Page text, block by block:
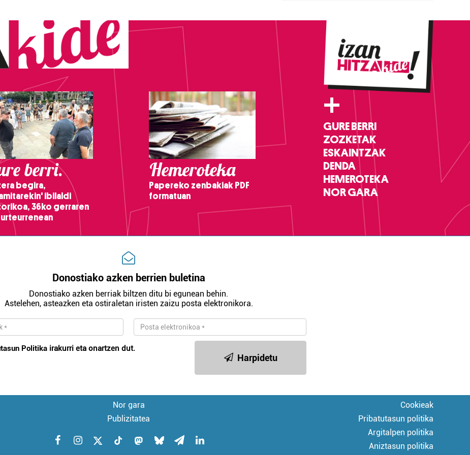
berri.
begira,
ibilaldi
36ko gerraren
Hemeroteka
Papereko zenbakiak PDF
formatuan
+
GURE BERRI
ZOZKETAK
ESKAINTZAK
DENDA
HEMEROTEKA
NOR GARA
Donostiako azken berrien buletina
Donostiako azken berriak biltzen ditu bi egunean behin.
Astelehen, asteazken eta ostiraletan iristen zaizu posta elektronikora.
Politika irakurri eta onartzen dut.
Harpidetu
Nor gara
Publizitatea
Cookieak
Pribatutasun politika
Argitalpen politika
Aniztasun politika